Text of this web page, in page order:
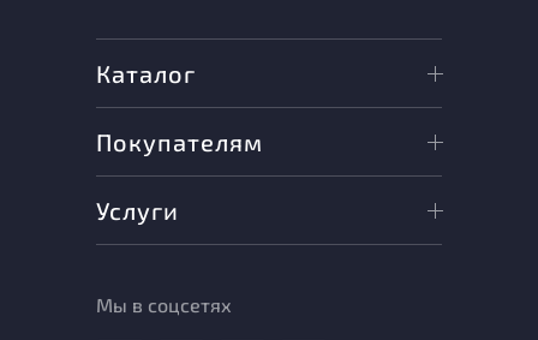
Каталог
Покупателям
Услуги
Мы в соцсетях